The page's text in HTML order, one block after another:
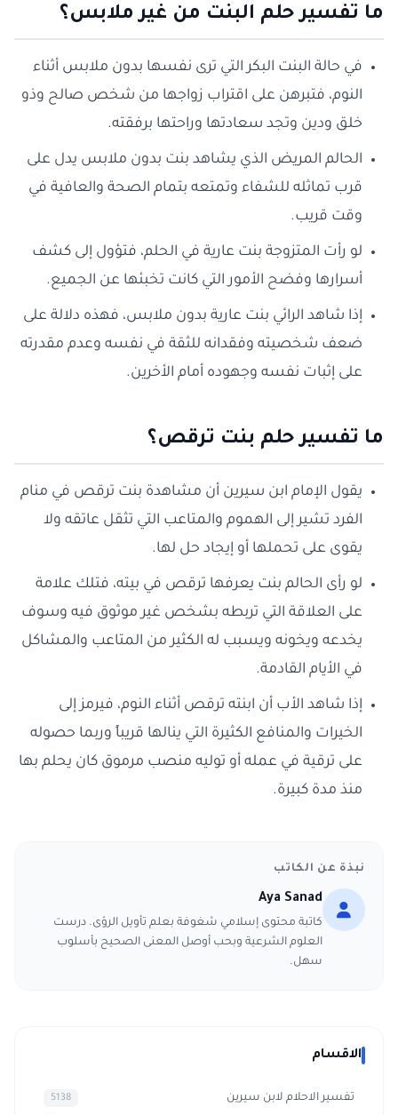
ما تفسير حلم البنت من غير ملابس؟
في حالة البنت البكر التي ترى نفسها بدون ملابس أثناء
النوم، فتبرهن على اقتراب زواجها من شخص صالح وذو
خلق ودين وتجد سعادتها وراحتها برفقته.
الحالم المريض الذي يشاهد بنت بدون ملابس يدل على
قرب تماثله للشفاء وتمتعه بتمام الصحة والعافية في
وقت قريب.
لو رأت المتزوجة بنت عارية في الحلم، فتؤول إلى كشف
أسرارها وفضح الأمور التي كانت تخبئها عن الجميع.
إذا شاهد الرائي بنت عارية بدون ملابس، فهذه دلالة على
ضعف شخصيته وفقدانه للثقة في نفسه وعدم مقدرته
على إثبات نفسه وجهوده أمام الأخرين.
ما تفسير حلم بنت ترقص؟
يقول الإمام ابن سيرين أن مشاهدة بنت ترقص في منام
الفرد تشير إلى الهموم والمتاعب التي تثقل عاتقه ولا
يقوى على تحملها أو إيجاد حل لها.
لو رأى الحالم بنت يعرفها ترقص في بيته، فتلك علامة
على العلاقة التي تربطه بشخص غير موثوق فيه وسوف
يخدعه ويخونه ويسبب له الكثير من المتاعب والمشاكل
في الأيام القادمة.
إذا شاهد الأب أن ابنته ترقص أثناء النوم، فيرمز إلى
الخيرات والمنافع الكثيرة التي ينالها قريباً وربما حصوله
على ترقية في عمله أو توليه منصب مرموق كان يحلم بها
منذ مدة كبيرة.
نبذة عن الكاتب
Aya Sanad
كاتبة محتوى إسلامي شغوفة بعلم تأويل الرؤى. درست
العلوم الشرعية وبحب أوصل المعنى الصحيح بأسلوب
سهل.
الاقسام
تفسير الاحلام لابن سيرين 5138